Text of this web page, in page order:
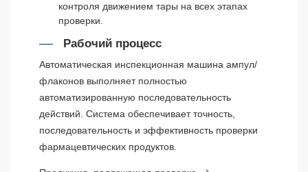
контроля движением тары на всех этапах
проверки.
Рабочий процесс
Автоматическая инспекционная машина ампул/
флаконов выполняет полностью
автоматизированную последовательность
действий. Система обеспечивает точность,
последовательность и эффективность проверки
фармацевтических продуктов.